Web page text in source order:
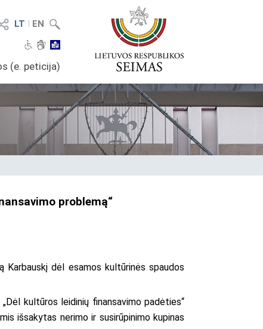
LT I EN
(e. peticija)
problemą“
Karbauskį dėl esamos kultūrinės spaudos
kultūros leidinių finansavimo padėties“
išsakytas nerimo ir susirūpinimo kupinas